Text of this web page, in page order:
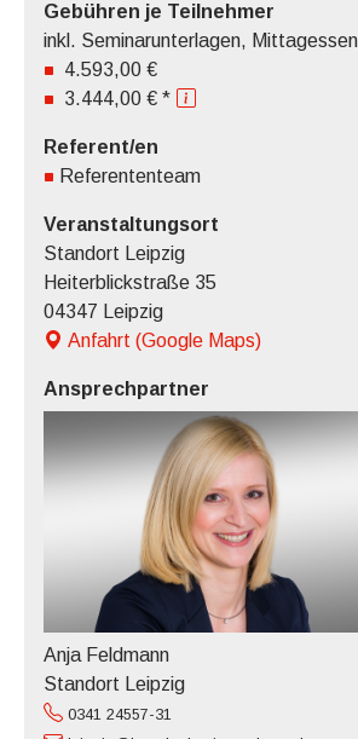
Gebühren je Teilnehmer
inkl. Seminarunterlagen,
4.593,00 €
3.444,00 € *
Referent/en
Referententeam
Veranstaltungsort
Standort Leipzig
Heiterblickstraße 35
04347 Leipzig
Anfahrt (Google Maps)
Ansprechpartner
Anja Feldmann
Standort Leipzig
0341 24557-31